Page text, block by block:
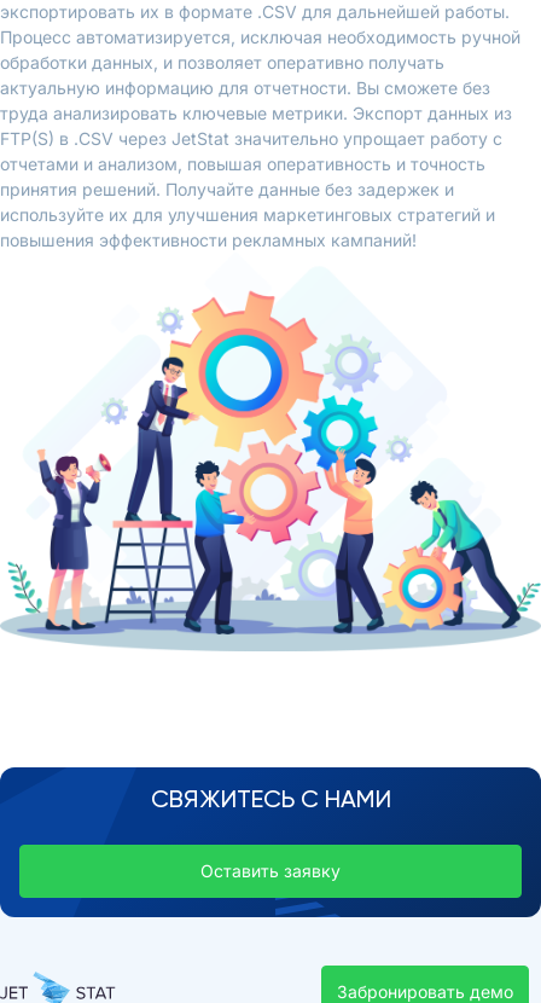
экспортировать их в формате .CSV для дальнейшей работы.
Процесс автоматизируется, исключая необходимость ручной
обработки данных, и позволяет оперативно получать
актуальную информацию для отчетности. Вы сможете без
труда анализировать ключевые метрики. Экспорт данных из
FTP(S) в .CSV через JetStat значительно упрощает работу с
отчетами и анализом, повышая оперативность и точность
принятия решений. Получайте данные без задержек и
используйте их для улучшения маркетинговых стратегий и
повышения эффективности рекламных кампаний!
СВЯЖИТЕСЬ С НАМИ
Оставить заявку
Забронировать демо